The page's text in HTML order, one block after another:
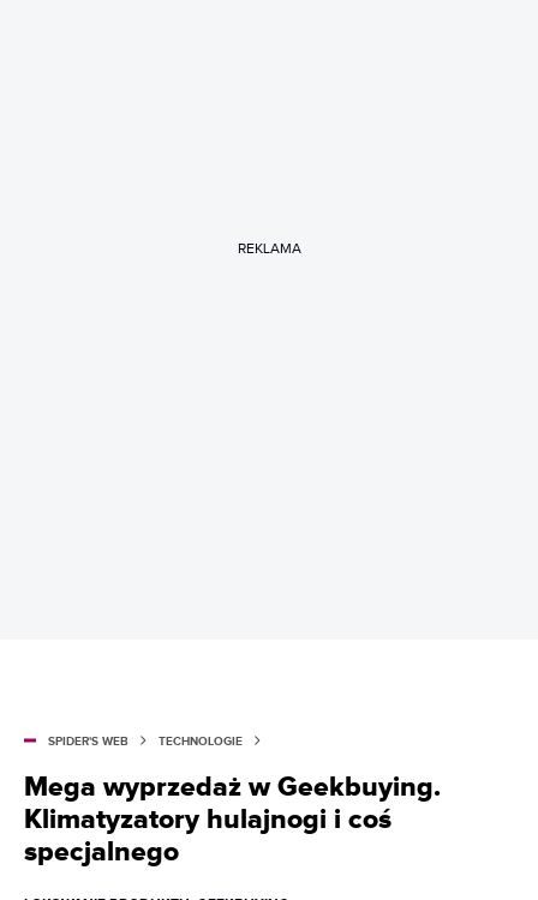
REKLAMA
SPIDER'S WEB TECHNOLOGIE
Mega wyprzedaż w Geekbuying.
Klimatyzatory hulajnogi i coś
specjalnego